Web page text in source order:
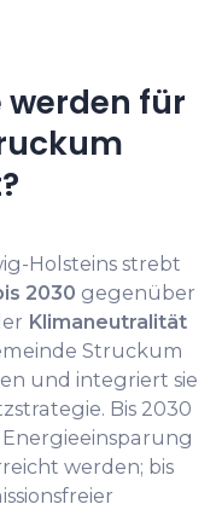
werden für
Holsteins strebt
2030 gegenüber
Klimaneutralität
Struckum
und integriert sie
Bis 2030
werden; bis